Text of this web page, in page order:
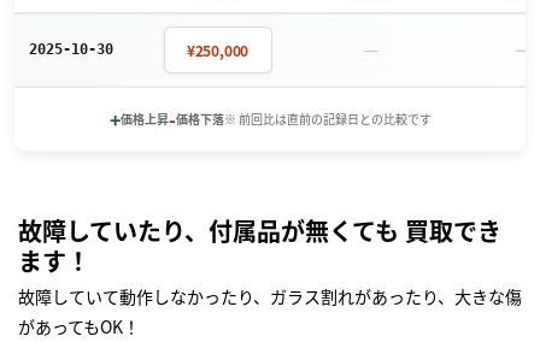
2025-10-30 ¥250,000 － －
+価格上昇-価格下落※ 前回比は直前の記録日との比較です
故障していたり、付属品が無くても 買取でき
ます！
故障していて動作しなかったり、ガラス割れがあったり、大きな傷
があってもOK！